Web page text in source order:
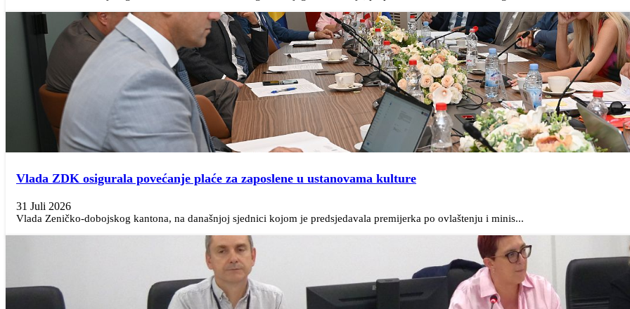
Vlada ZDK osigurala povećanje plaće za zaposlene u ustanovama kulture
31 Juli 2026
Vlada Zeničko-dobojskog kantona, na današnjoj sjednici kojom je predsjedavala premijerka po ovlaštenju i minis...